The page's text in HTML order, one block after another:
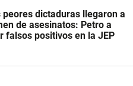
peores dictaduras llegaron a
de asesinatos: Petro a
falsos positivos en la JEP